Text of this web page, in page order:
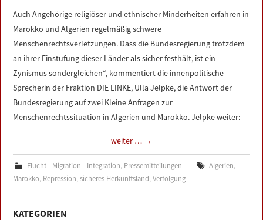
Auch Angehörige religiöser und ethnischer Minderheiten erfahren in
Marokko und Algerien regelmäßig schwere
Menschenrechtsverletzungen. Dass die Bundesregierung trotzdem
an ihrer Einstufung dieser Länder als sicher festhält, ist ein
Zynismus sondergleichen“, kommentiert die innenpolitische
Sprecherin der Fraktion DIE LINKE, Ulla Jelpke, die Antwort der
Bundesregierung auf zwei Kleine Anfragen zur
Menschenrechtssituation in Algerien und Marokko. Jelpke weiter:
weiter … →
Flucht - Migration - Integration, Pressemitteilungen Algerien,
Marokko, Repression,sicheres Herkunftsland,Verfolgung
KATEGORIEN